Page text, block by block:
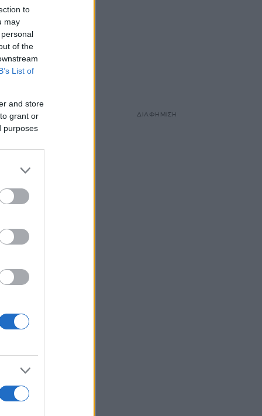
to
may
of the
List of
and store
grant or
purposes
ΔΙΑΦΗΜΙΣΗ